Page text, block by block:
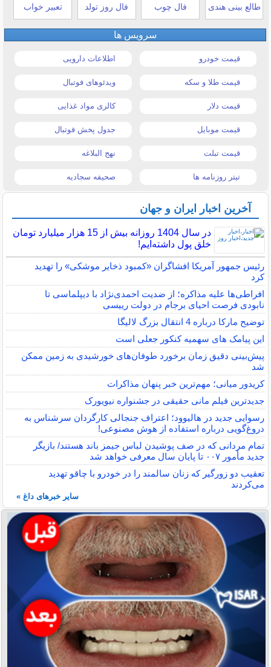
طالع بینی هندی فال چوب فال روز تولد تعبیر خواب
سرویس ها
قیمت خودرو اطلاعات دارویی
قیمت طلا و سکه ویدئوهای فوتبال
قیمت دلار کالری مواد غذایی
قیمت موبایل جدول پخش فوتبال
قیمت تبلت نهج البلاغه
تیتر روزنامه ها صحیفه سجادیه
آخرین اخبار ایران و جهان
در سال 1404 روزانه بیش از 15 هزار میلیارد تومان
خلق پول داشته‌ایم!
رئیس جمهور آمریکا افشاگران «کمبود ذخایر موشکی» را تهدید
کرد
افراطی‌ها علیه مذاکره؛ از ضدیت احمدی‌نژاد با دیپلماسی تا
نابودی فرصت احیای برجام در دولت رییسی
توضیح مارکا درباره 4 انتقال بزرگ لالیگا
این پیامک های سهمیه کنکور جعلی است
پیش‌بینی دقیق زمان برخورد طوفان‌های خورشیدی به زمین ممکن
شد
کریدور میانی؛ مهم‌ترین خبر پنهان مذاکرات
جدیدترین فیلم مانی حقیقی در جشنواره نیویورک
رسوایی جدید در هالیوود؛ اعتراف جنجالی کارگردان سرشناس به
دروغ‌گویی درباره استفاده از هوش مصنوعی!
تمام مردانی که در صف پوشیدن لباس جیمز باند هستند/ بازیگر
جدید مأمور ۰۰۷ تا پایان سال معرفی خواهد شد
تعقیب دو زورگیر که زنان سالمند را در خودرو با چاقو تهدید
می‌کردند
سایر خبرهای داغ »